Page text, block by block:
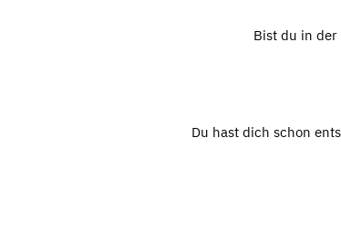
Bist du in der
Du hast dich schon